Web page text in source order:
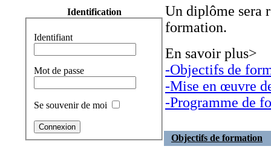
Identification
Identifiant
Mot de passe
Se souvenir de moi
Un diplôme sera
formation.
En savoir plus>
-Objectifs de
-Mise en œuvre
-Programme de
Objectifs de formation